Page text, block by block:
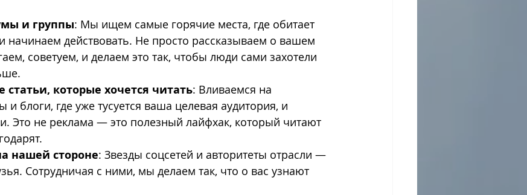
и группы: Мы ищем самые горячие места, где обитает
начинаем действовать. Не просто рассказываем о вашем
советуем, и делаем это так, чтобы люди сами захотели
которые хочется читать: Вливаемся на
и блоги, где уже тусуется ваша целевая аудитория, и
Это не реклама — это полезный лайфхак, который читают
нашей стороне: Звезды соцсетей и авторитеты отрасли —
Сотрудничая с ними, мы делаем так, что о вас узнают